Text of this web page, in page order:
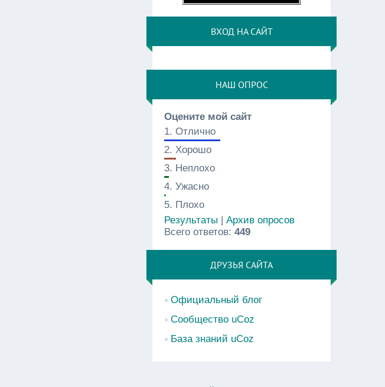
ВХОД НА САЙТ
НАШ ОПРОС
Оцените мой сайт
1.Отлично
2.Хорошо
3. Неплохо
4.Ужасно
5. Плохо
Результаты |Архив опросов
Всего ответов:449
ДРУЗЬЯ САЙТА
Официальный блог
Сообщество uCoz
База знаний uCoz